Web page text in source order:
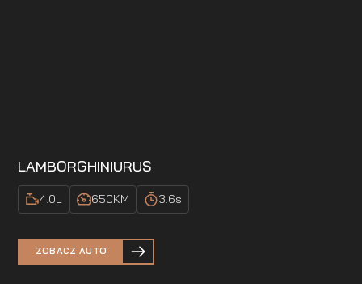
LAMBORGHINIURUS
4.0L 650KM 3.6s
ZOBACZ AUTO